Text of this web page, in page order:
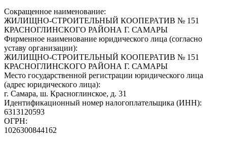
Сокращенное наименование:
ЖИЛИЩНО-СТРОИТЕЛЬНЫЙ КООПЕРАТИВ № 151
КРАСНОГЛИНСКОГО РАЙОНА Г. САМАРЫ
Фирменное наименование юридического лица (согласно
уставу организации):
ЖИЛИЩНО-СТРОИТЕЛЬНЫЙ КООПЕРАТИВ № 151
КРАСНОГЛИНСКОГО РАЙОНА Г. САМАРЫ
Место государственной регистрации юридического лица
(адрес юридического лица):
г. Самара, ш. Красноглинское, д. 31
Идентификационный номер налогоплательщика (ИНН):
6313120593
ОГРН:
1026300844162